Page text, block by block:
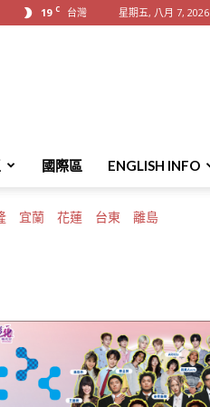
19 C 台灣 星期五, 八月 7, 2026
國際區 ENGLISH INFO
宜蘭 花蓮 台東 離島